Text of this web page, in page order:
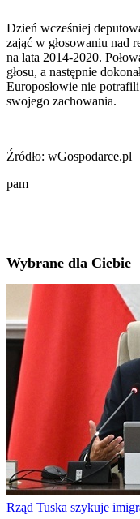
Dzień wcześniej
zająć w głosowaniu nad
na lata 2014-2020.
głosu, a następnie
Europosłowie nie
swojego zachowania.
Źródło: wGospodarce.pl
pam
Wybrane dla Ciebie
Rząd Tuska szykuje